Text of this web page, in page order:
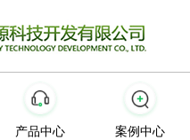
产品中心 案例中心